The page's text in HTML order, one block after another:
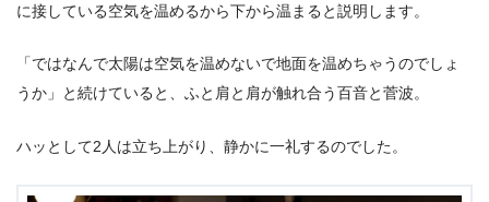
に接している空気を温めるから下から温まると説明します。
「ではなんで太陽は空気を温めないで地面を温めちゃうのでしょ
うか」と続けていると、ふと肩と肩が触れ合う百音と菅波。
ハッとして2人は立ち上がり、静かに一礼するのでした。